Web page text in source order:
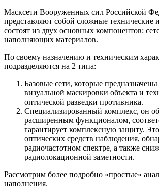
Масксети Вооруженных сил Российской
представляют собой сложные технические
состоят из двух основных компонентов:
наполняющих материалов.
По своему назначению и техническим
подразделяются на 2 типа:
Базовые сети, которые
визуальной маскировки объекта и
оптической разведки противника.
Специализированный комплекс, он
расширенным функционалом,
гарантирует комплексную защиту.
оптических средств наблюдения,
радиочастотном спектре, а также
радиолокационной заметности.
Рассмотрим более подробно «простые»
наполнения.